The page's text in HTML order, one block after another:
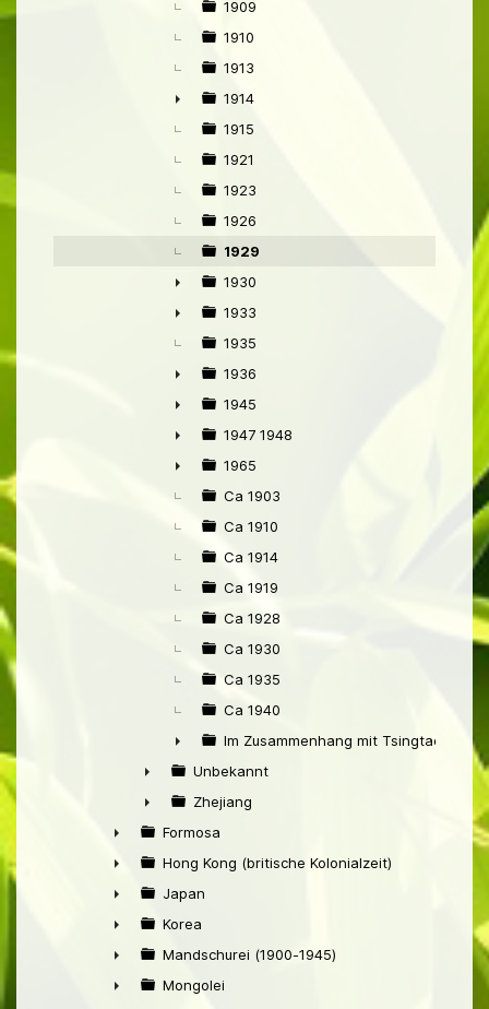
►
1909
1910
1913
►
1914
1915
1921
1923
1926
1929
►
1930
►
1933
1935
►
1936
►
1945
►
1947 1948
►
1965
Ca 1903
Ca 1910
Ca 1914
Ca 1919
Ca 1928
Ca 1930
Ca 1935
Ca 1940
►
Im Zusammenhang mit Tsingtao
►
Unbekannt
►
Zhejiang
►
Formosa
►
Hong Kong (britische Kolonialzeit)
►
Japan
►
Korea
►
Mandschurei (1900-1945)
Mongolei